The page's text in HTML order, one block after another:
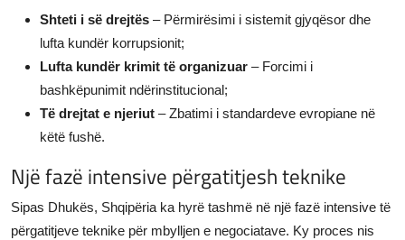
Shteti i së drejtës – Përmirësimi i sistemit gjyqësor dhe
lufta kundër korrupsionit;
Lufta kundër krimit të organizuar – Forcimi i
bashkëpunimit ndërinstitucional;
Të drejtat e njeriut – Zbatimi i standardeve evropiane në
këtë fushë.
Një fazë intensive përgatitjesh teknike
Sipas Dhukës, Shqipëria ka hyrë tashmë në një fazë intensive të
përgatitjeve teknike për mbylljen e negociatave. Ky proces nis